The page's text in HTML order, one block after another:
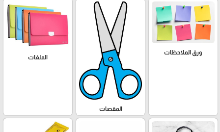
ورق الملاحظات
المقصات
الملفات